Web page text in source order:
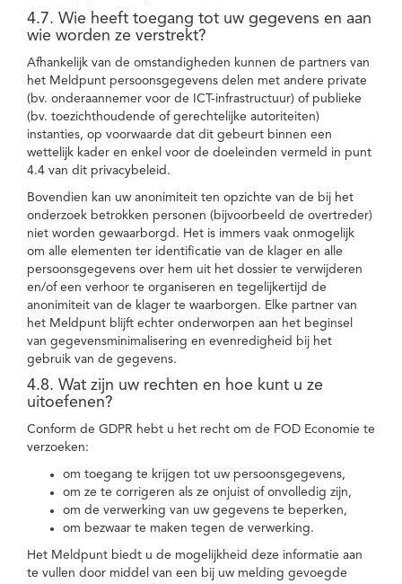
4.7. Wie heeft toegang tot uw gegevens en aan
wie worden ze verstrekt?
Afhankelijk van de omstandigheden kunnen de partners van
het Meldpunt persoonsgegevens delen met andere private
(bv. onderaannemer voor de ICT-infrastructuur) of publieke
(bv. toezichthoudende of gerechtelijke autoriteiten)
instanties, op voorwaarde dat dit gebeurt binnen een
wettelijk kader en enkel voor de doeleinden vermeld in punt
4.4 van dit privacybeleid.
Bovendien kan uw anonimiteit ten opzichte van de bij het
onderzoek betrokken personen (bijvoorbeeld de overtreder)
niet worden gewaarborgd. Het is immers vaak onmogelijk
om alle elementen ter identificatie van de klager en alle
persoonsgegevens over hem uit het dossier te verwijderen
en/of een verhoor te organiseren en tegelijkertijd de
anonimiteit van de klager te waarborgen. Elke partner van
het Meldpunt blijft echter onderworpen aan het beginsel
van gegevensminimalisering en evenredigheid bij het
gebruik van de gegevens.
4.8. Wat zijn uw rechten en hoe kunt u ze
uitoefenen?
Conform de GDPR hebt u het recht om de FOD Economie te
verzoeken:
om toegang te krijgen tot uw persoonsgegevens,
om ze te corrigeren als ze onjuist of onvolledig zijn,
om de verwerking van uw gegevens te beperken,
om bezwaar te maken tegen de verwerking.
Het Meldpunt biedt u de mogelijkheid deze informatie aan
te vullen door middel van een bij uw melding gevoegde